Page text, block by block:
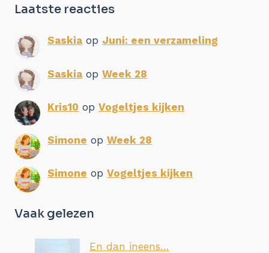
Laatste reacties
Saskia op Juni: een verzameling
Saskia opWeek 28
Kris10 opVogeltjes kijken
Simone opWeek 28
Simone opVogeltjes kijken
Vaak gelezen
En dan ineens…